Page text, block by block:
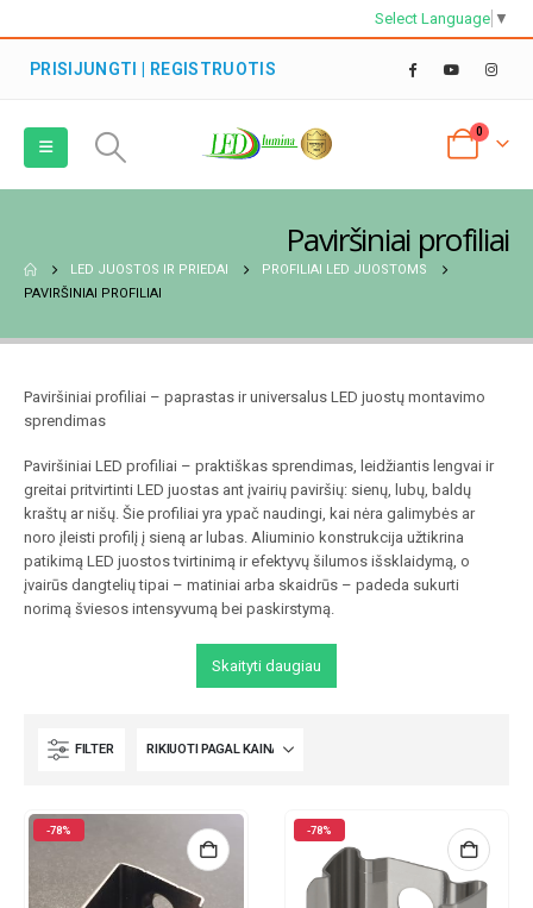
Select Language ▼
PRISIJUNGTI | REGISTRUOTIS
0
Paviršiniai profiliai
LED JUOSTOS IR PRIEDAI
PROFILIAI LED JUOSTOMS
PAVIRŠINIAI PROFILIAI
Paviršiniai profiliai – paprastas ir universalus LED juostų montavimo
sprendimas
Paviršiniai LED profiliai – praktiškas sprendimas, leidžiantis lengvai ir
greitai pritvirtinti LED juostas ant įvairių paviršių: sienų, lubų, baldų
kraštų ar nišų. Šie profiliai yra ypač naudingi, kai nėra galimybės ar
noro įleisti profilį į sieną ar lubas. Aliuminio konstrukcija užtikrina
patikimą LED juostos tvirtinimą ir efektyvų šilumos išsklaidymą, o
įvairūs dangtelių tipai – matiniai arba skaidrūs – padeda sukurti
norimą šviesos intensyvumą bei paskirstymą.
Skaityti daugiau
FILTER
-78% -78%